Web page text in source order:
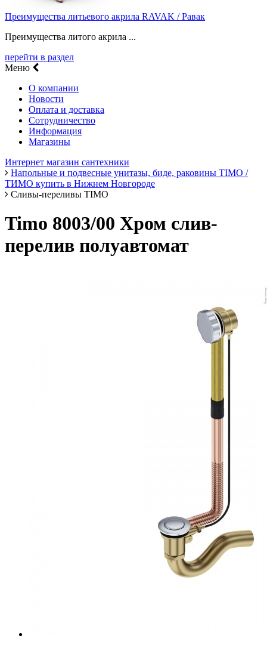
Преимущества литьевого акрила RAVAK / Равак
Преимущества литого акрила ...
перейти в раздел
Меню
О компании
Новости
Оплата и доставка
Сотрудничество
Информация
Магазины
Интернет магазин сантехники
Напольные и подвесные унитазы, биде, раковины TIMO /
ТИМО купить в Нижнем Новгороде
Сливы-переливы TIMO
Timo 8003/00 Хром слив-
перелив полуавтомат